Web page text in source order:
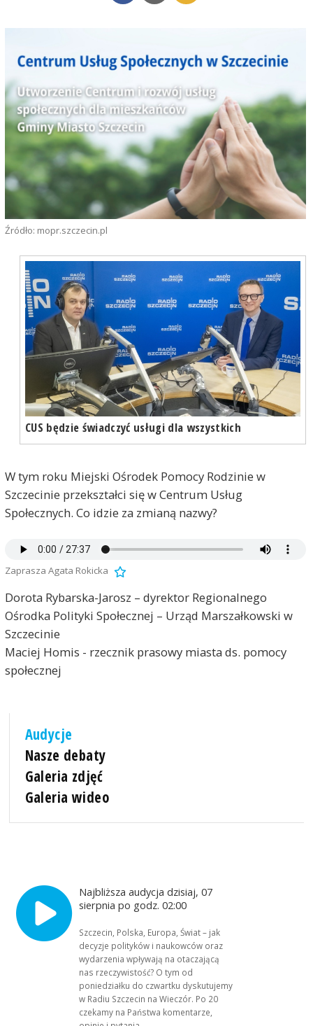
Źródło: mopr.szczecin.pl
CUS będzie świadczyć usługi dla wszystkich
W tym roku Miejski Ośrodek Pomocy Rodzinie w
Szczecinie przekształci się w Centrum Usług
Społecznych. Co idzie za zmianą nazwy?
Zaprasza Agata Rokicka
Dorota Rybarska-Jarosz – dyrektor Regionalnego
Ośrodka Polityki Społecznej – Urząd Marszałkowski w
Szczecinie
Maciej Homis - rzecznik prasowy miasta ds. pomocy
społecznej
Audycje
Nasze debaty
Galeria zdjęć
Galeria wideo
Najbliższa audycja dzisiaj, 07
sierpnia po godz. 02:00
Szczecin, Polska, Europa, Świat – jak
decyzje polityków i naukowców oraz
wydarzenia wpływają na otaczającą
nas rzeczywistość? O tym od
poniedziałku do czwartku dyskutujemy
w Radiu Szczecin na Wieczór. Po 20
czekamy na Państwa komentarze,